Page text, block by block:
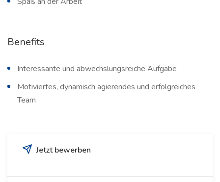
Benefits
Interessante und abwechslungsreiche Aufgabe
Motiviertes, dynamisch agierendes und erfolgreiches
Team
Jetzt bewerben